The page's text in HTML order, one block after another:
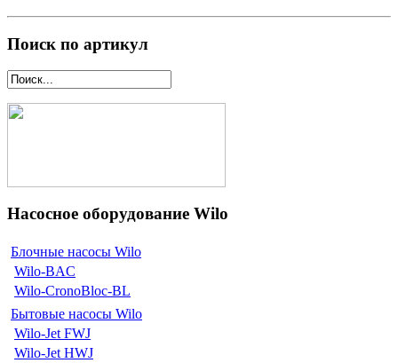
Поиск по артикул
Насосное оборудование Wilo
Блочные насосы Wilo
Wilo-BAC
Wilo-CronoBloc-BL
Бытовые насосы Wilo
Wilo-Jet FWJ
Wilo-Jet HWJ